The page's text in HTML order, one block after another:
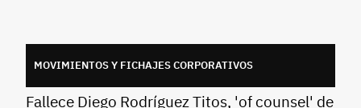
MOVIMIENTOS Y FICHAJES CORPORATIVOS
Fallece Diego Rodríguez Titos, 'of counsel' de